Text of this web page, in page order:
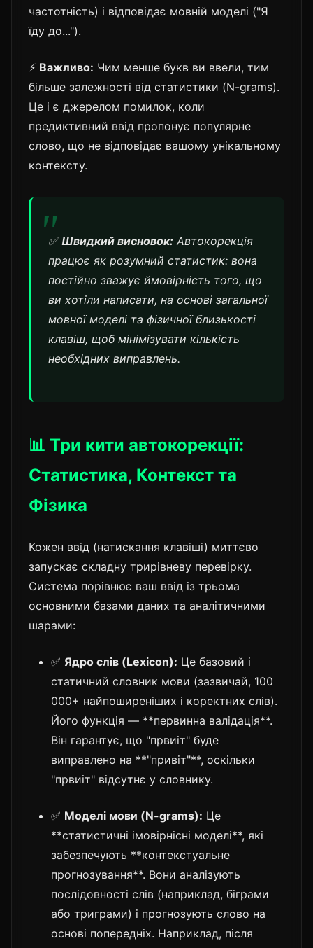
частотність) і відповідає мовній моделі ("Я
їду до...").
⚡ Важливо: Чим менше букв ви ввели, тим
більше залежності від статистики (N-grams).
Це і є джерелом помилок, коли
предиктивний ввід пропонує популярне
слово, що не відповідає вашому унікальному
контексту.
✅Швидкий висновок: Автокорекція
працює як розумний статистик: вона
постійно зважує ймовірність того, що
ви хотіли написати, на основі загальної
мовної моделі та фізичної близькості
клавіш, щоб мінімізувати кількість
необхідних виправлень.
📊 Три кити автокорекції:
Статистика, Контекст та
Фізика
Кожен ввід (натискання клавіші) миттєво
запускає складну трирівневу перевірку.
Система порівнює ваш ввід із трьома
основними базами даних та аналітичними
шарами:
✅ Ядро слів (Lexicon): Це базовий і
статичний словник мови (зазвичай, 100
000+ найпоширеніших і коректних слів).
Його функція — **первинна валідація**.
Він гарантує, що "првиіт" буде
виправлено на **"привіт"**, оскільки
"првиіт" відсутнє у словнику.
✅ Моделі мови (N-grams): Це
**статистичні імовірнісні моделі**, які
забезпечують **контекстуальне
прогнозування**. Вони аналізують
послідовності слів (наприклад, біграми
або триграми) і прогнозують слово на
основі попередніх. Наприклад, після